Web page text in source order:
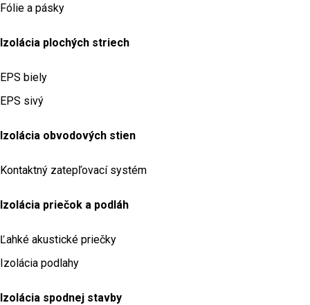
Fólie a pásky
Izolácia plochých striech
EPS biely
EPS sivý
Izolácia obvodových stien
Kontaktný zatepľovací systém
Izolácia priečok a podláh
Ľahké akustické priečky
Izolácia podlahy
Izolácia spodnej stavby